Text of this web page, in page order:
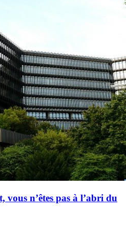
vous n’êtes pas à l’abri du